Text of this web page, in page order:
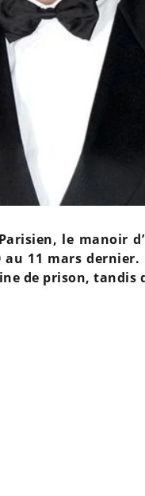
le manoir
11 mars
de prison, tandis